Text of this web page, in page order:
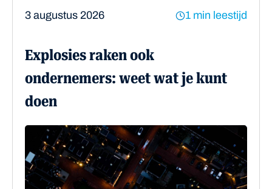
3 augustus 2026 1 min leestijd
Explosies raken ook
ondernemers: weet wat je kunt
doen